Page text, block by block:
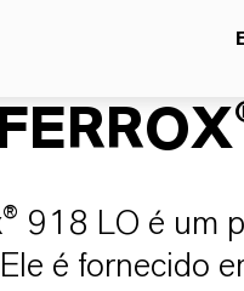
918 LO é um
é fornecido